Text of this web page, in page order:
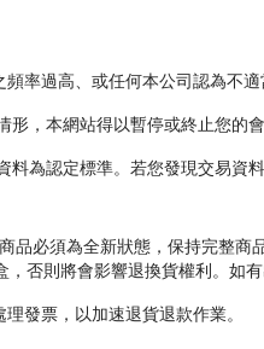
率過高、或任何本公司認為不
，本網站得以暫停或終止您的
為認定標準。若您發現交易資
品必須為全新狀態，保持完整商
否則將會影響退換貨權利。如
發票，以加速退貨退款作業。